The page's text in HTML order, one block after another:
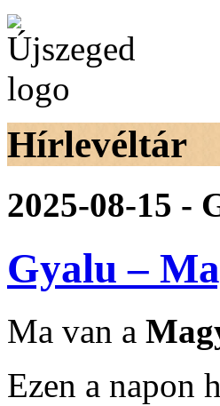
Hírlevéltár
2025-08-15 -
Gyalu –
Ma van a
Ezen a napon